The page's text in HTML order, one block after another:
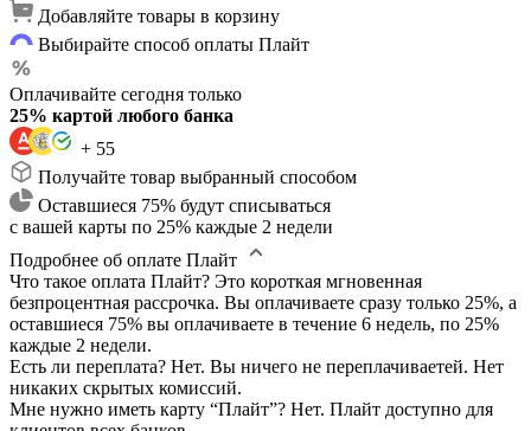
Добавляйте товары в корзину
Выбирайте способ оплаты Плайт
Оплачивайте сегодня только
25% картой любого банка
+ 55
Получайте товар выбранный способом
Оставшиеся 75% будут списываться
с вашей карты по 25% каждые 2 недели
Подробнее об оплате Плайт
Что такое оплата Плайт? Это короткая мгновенная
безпроцентная рассрочка. Вы оплачиваете сразу только 25%, а
оставшиеся 75% вы оплачиваете в течение 6 недель, по 25%
каждые 2 недели.
Есть ли переплата? Нет. Вы ничего не переплачиваетей. Нет
никаких скрытых комиссий.
Мне нужно иметь карту “Плайт”? Нет. Плайт доступно для